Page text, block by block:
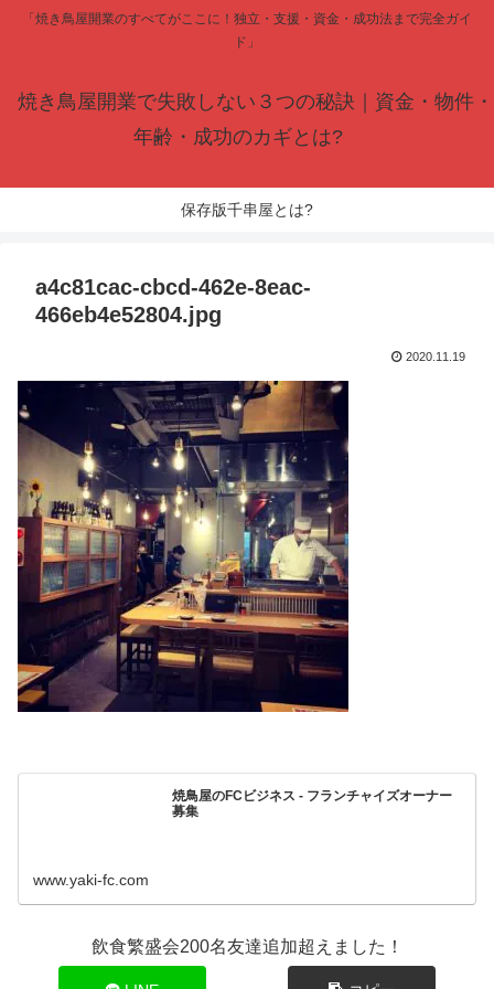
「焼き鳥屋開業のすべてがここに！独立・支援・資金・成功法まで完全ガイ
ド」
焼き鳥屋開業で失敗しない３つの秘訣｜資金・物件・
年齢・成功のカギとは?
保存版千串屋とは?
a4c81cac-cbcd-462e-8eac-
466eb4e52804.jpg
2020.11.19
焼鳥屋のFCビジネス - フランチャイズオーナー
募集
www.yaki-fc.com
飲食繁盛会200名友達追加超えました！